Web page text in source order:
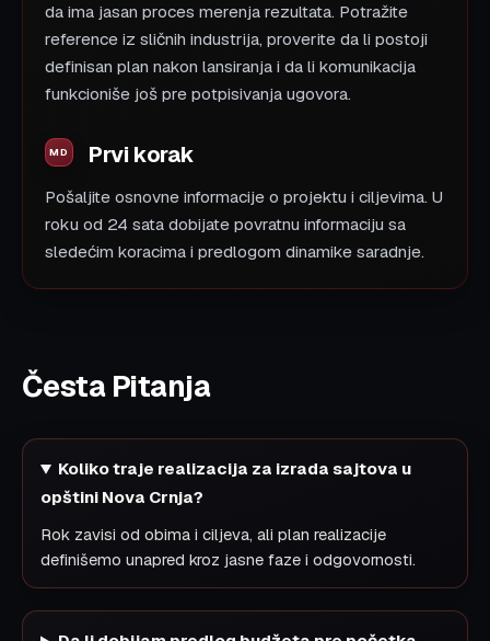
da ima jasan proces merenja rezultata. Potražite
reference iz sličnih industrija, proverite da li postoji
definisan plan nakon lansiranja i da li komunikacija
funkcioniše još pre potpisivanja ugovora.
Prvi korak
Pošaljite osnovne informacije o projektu i ciljevima. U
roku od 24 sata dobijate povratnu informaciju sa
sledećim koracima i predlogom dinamike saradnje.
Česta Pitanja
Koliko traje realizacija za izrada sajtova u
opštini Nova Crnja?
Rok zavisi od obima i ciljeva, ali plan realizacije
definišemo unapred kroz jasne faze i odgovornosti.